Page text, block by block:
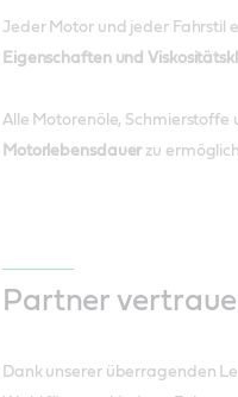
Jeder Motor und jeder Fahrstil
Eigenschaften und
Alle Motorenöle, Schmierstoffe
Motorlebensdauer zu
Partner
Dank unserer überragenden